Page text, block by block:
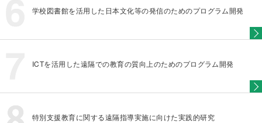
学校図書館を活用した日本文化等の発信のためのプログラム開発
ICTを活用した遠隔での教育の質向上のためのプログラム開発
特別支援教育に関する遠隔指導実施に向けた実践的研究